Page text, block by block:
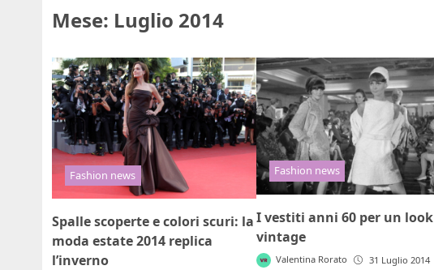
Mese: Luglio 2014
Fashion news
Spalle scoperte e colori scuri: la
moda estate 2014 replica
l’inverno
Fashion news
I vestiti anni 60 per un look
vintage
Valentina Rorato 31 Luglio 2014